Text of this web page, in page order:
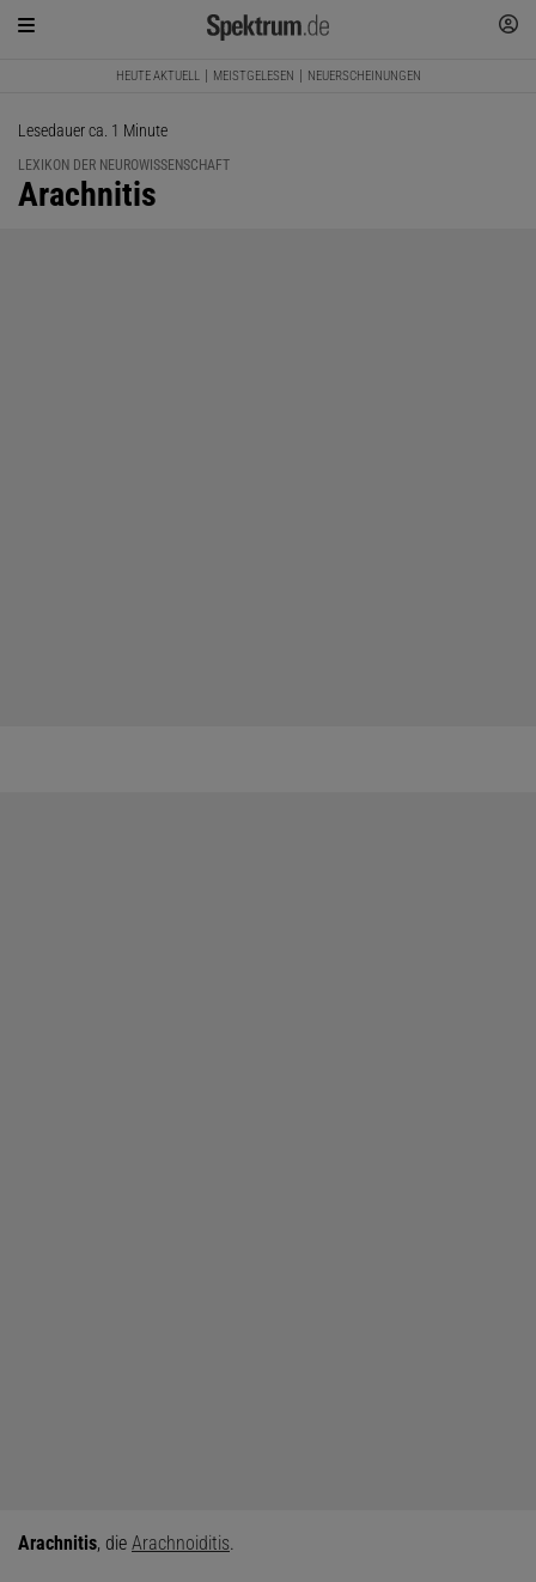
HEUTE AKTUELL MEISTGELESEN NEUERSCHEINUNGEN
Lesedauer ca. 1 Minute
LEXIKON DER NEUROWISSENSCHAFT
:
Arachnitis
Arachnitis, die Arachnoiditis.